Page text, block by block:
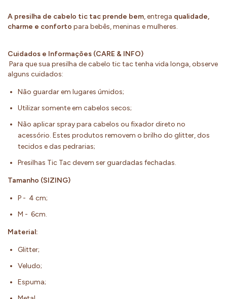
A presilha de cabelo tic tac prende bem, entrega qualidade,
charme e conforto para bebês, meninas e mulheres.
Cuidados e Informações (CARE & INFO)
Para que sua presilha de cabelo tic tac tenha vida longa, observe
alguns cuidados:
Não guardar em lugares úmidos;
Utilizar somente em cabelos secos;
Não aplicar spray para cabelos ou fixador direto no
acessório. Estes produtos removem o brilho do glitter, dos
tecidos e das pedrarias;
Presilhas Tic Tac devem ser guardadas fechadas.
Tamanho (SIZING)
P - 4 cm;
M - 6cm.
Material:
Glitter;
Veludo;
Espuma;